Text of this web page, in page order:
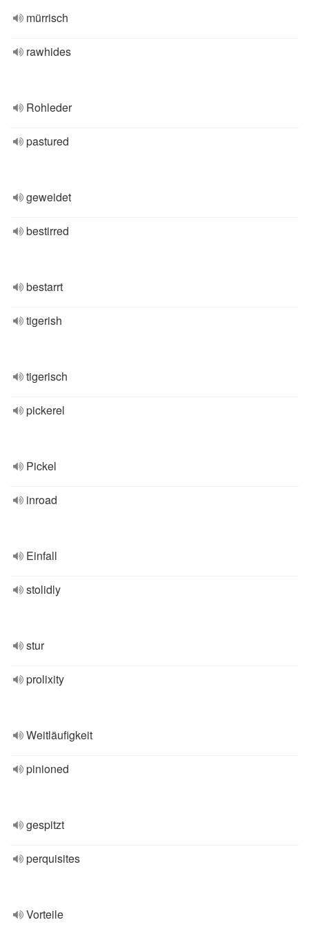
mürrisch
rawhides
Rohleder
pastured
geweidet
bestirred
bestarrt
tigerish
tigerisch
pickerel
Pickel
inroad
Einfall
stolidly
stur
prolixity
Weitläufigkeit
pinioned
gespitzt
perquisites
Vorteile